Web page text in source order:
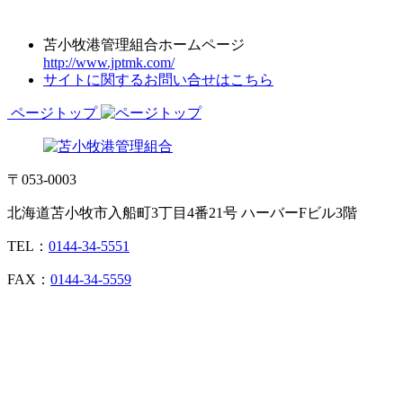
苫小牧港管理組合ホームページ
http://www.jptmk.com/
サイトに関するお問い合せはこちら
ページトップ
〒053-0003
北海道苫小牧市入船町3丁目4番21号 ハーバーFビル3階
TEL： 0144-34-5551
FAX： 0144-34-5559